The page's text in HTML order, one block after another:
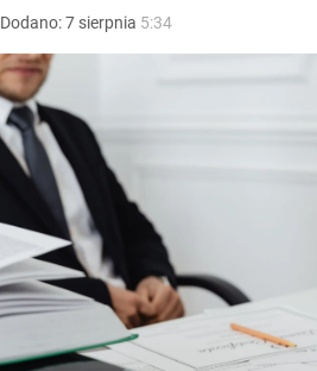
Dodano:7 sierpnia 5:34